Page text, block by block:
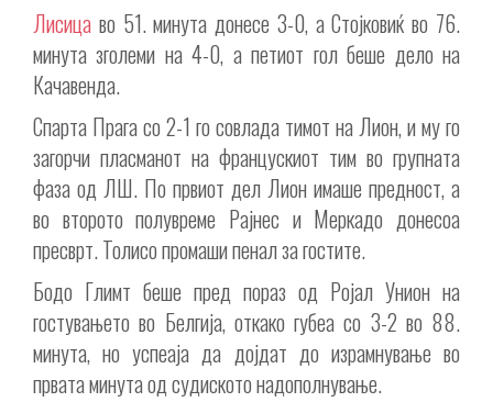
Лисица во 51. минута донесе 3-0, а Стојковиќ во 76.
минута зголеми на 4-0, а петиот гол беше дело на
Качавенда.
Спарта Прага со 2-1 го совлада тимот на Лион, и му го
загорчи пласманот на францускиот тим во групната
фаза од ЛШ. По првиот дел Лион имаше предност, а
во второто полувреме Рајнес и Меркадо донесоа
пресврт. Толисо промаши пенал за гостите.
Бодо Глимт беше пред пораз од Ројал Унион на
гостувањето во Белгија, откако губеа со 3-2 во 88.
минута, но успеаја да дојдат до израмнување во
првата минута од судиското надополнување.